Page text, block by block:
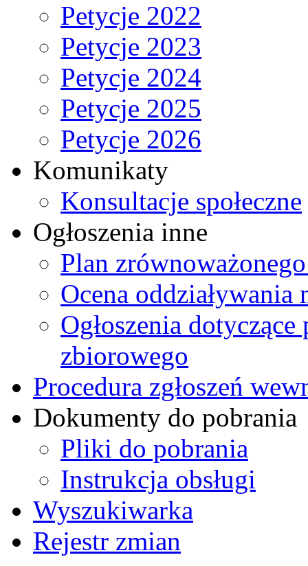
Petycje 2022
Petycje 2023
Petycje 2024
Petycje 2025
Petycje 2026
Komunikaty
Konsultacje społeczne
Ogłoszenia inne
Plan
Ocena oddziaływania
Ogłoszenia
zbiorowego
Procedura zgłoszeń
Dokumenty do pobrania
Pliki do pobrania
Instrukcja obsługi
Wyszukiwarka
Rejestr zmian